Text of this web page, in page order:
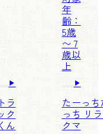
年
齢：
5歳
〜 7
歳以
上
トラ
ク
くん
たーっち
っち リ
クマ